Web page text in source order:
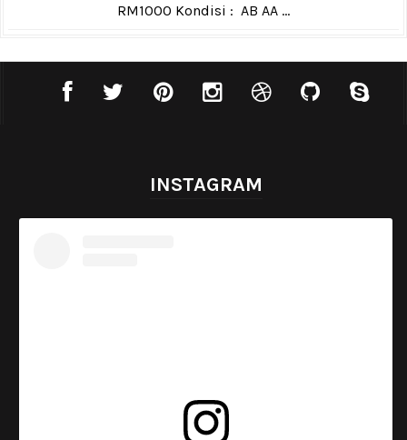
RM1000 Kondisi : AB AA ...
INSTAGRAM